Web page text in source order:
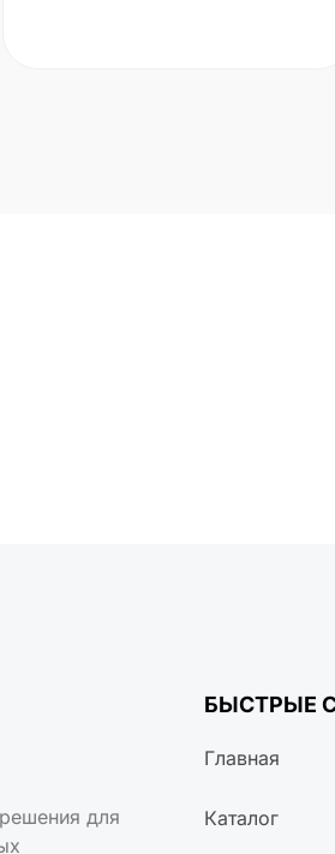
для
БЫСТРЫЕ
Главная
Каталог